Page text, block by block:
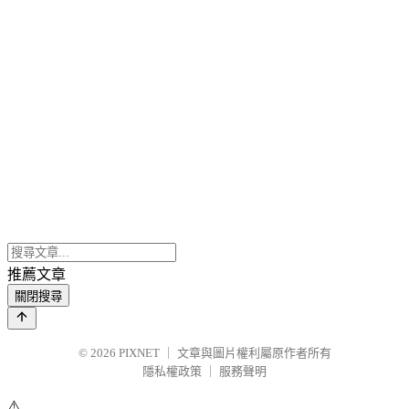
推薦文章
關閉搜尋
© 2026 PIXNET
文章與圖片權利屬原作者所有
隱私權政策
服務聲明
⚠️